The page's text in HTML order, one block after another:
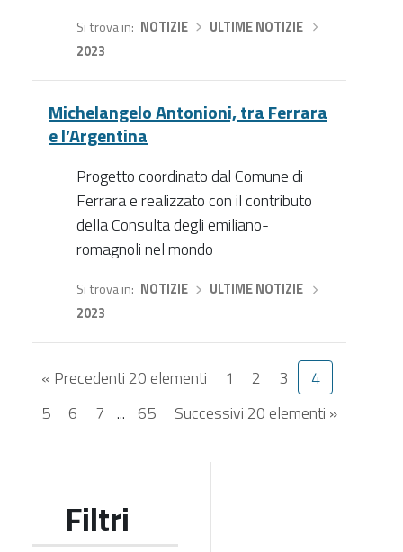
Si trova in NOTIZIE› ULTIME NOTIZIE
2023
Michelangelo Antonioni, tra Ferrara
e l’Argentina
Progetto coordinato dal Comune di
Ferrara e realizzato con il contributo
della Consulta degli emiliano-
romagnoli nel mondo
Si trova in NOTIZIE› ULTIME NOTIZIE
2023
« Precedenti 20 elementi
Successivi 20 elementi »
1 2 3
4
5
6 7 ... 65